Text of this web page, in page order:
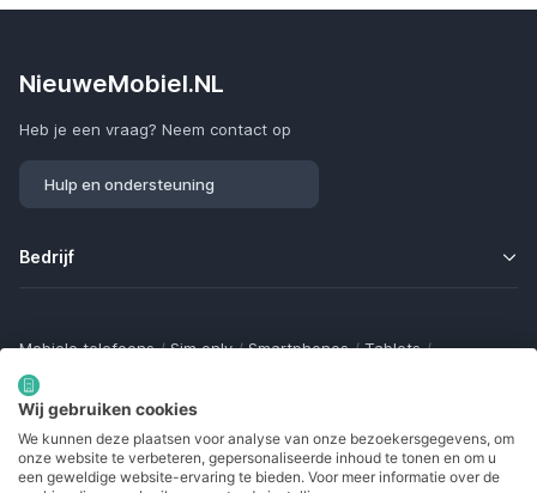
NieuweMobiel.NL
Heb je een vraag? Neem contact op
Hulp en ondersteuning
Bedrijf
Mobiele telefoons / Sim only / Smartphones / Tablets /
Smartwatches
Bluetooth trackers / Opladers
Samsung Galaxy
Gamingtelefoons / Foldables / Robuuste telefoons /
Seniorentelefoons / Waterdichte telefoons / Refurbished
Wij gebruiken cookies
We kunnen deze plaatsen voor analyse van onze bezoekersgegevens, om
onze website te verbeteren, gepersonaliseerde inhoud te tonen en om u
een geweldige website-ervaring te bieden. Voor meer informatie over de